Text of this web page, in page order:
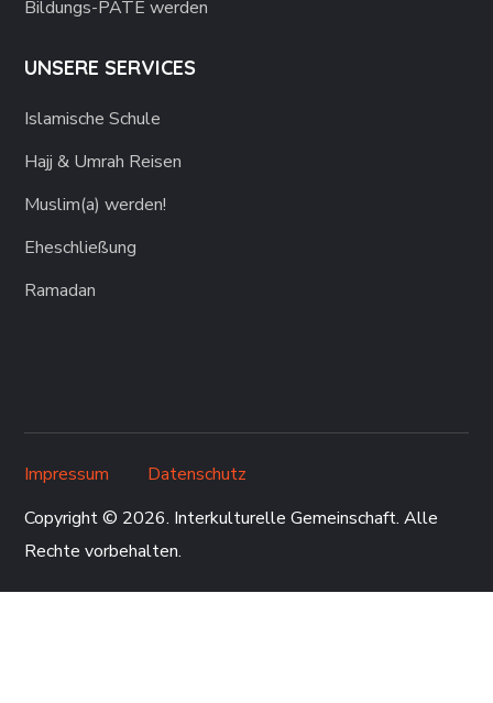
Bildungs-PATE werden
UNSERE SERVICES
Islamische Schule
Hajj & Umrah Reisen
Muslim(a) werden!
Eheschließung
Ramadan
Impressum
Datenschutz
Copyright © 2026. Interkulturelle Gemeinschaft. Alle
Rechte vorbehalten.